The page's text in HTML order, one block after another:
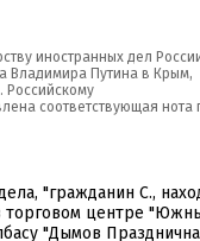
иностранных дел
Владимира Путина в Крым,
Российскому
соответствующая нота
"гражданин С.,
торговом центре
"Дымов